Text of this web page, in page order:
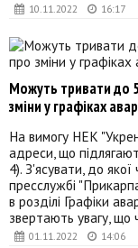
10.11.2022 16:17
01.11.2022 14:06
Можуть тривати до
зміни у графіках
На вимогу НЕК
адреси, що
4). З'ясувати, до
пресслужбі
в розділі Графіки
звертають увагу, що